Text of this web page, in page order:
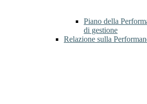
Piano della
di gestione
Relazione sulla